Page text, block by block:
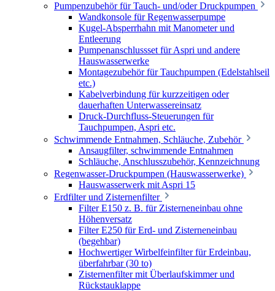
Pumpenzubehör für Tauch- und/oder Druckpumpen
Wandkonsole für Regenwasserpumpe
Kugel-Absperrhahn mit Manometer und
Entleerung
Pumpenanschlussset für Aspri und andere
Hauswasserwerke
Montagezubehör für Tauchpumpen (Edelstahlseil
etc.)
Kabelverbindung für kurzzeitigen oder
dauerhaften Unterwassereinsatz
Druck-Durchfluss-Steuerungen für
Tauchpumpen, Aspri etc.
Schwimmende Entnahmen, Schläuche, Zubehör
Ansaugfilter, schwimmende Entnahmen
Schläuche, Anschlusszubehör, Kennzeichnung
Regenwasser-Druckpumpen (Hauswasserwerke)
Hauswasserwerk mit Aspri 15
Erdfilter und Zisternenfilter
Filter E150 z. B. für Zisterneneinbau ohne
Höhenversatz
Filter E250 für Erd- und Zisterneneinbau
(begehbar)
Hochwertiger Wirbelfeinfilter für Erdeinbau,
überfahrbar (30 to)
Zisternenfilter mit Überlaufskimmer und
Rückstauklappe